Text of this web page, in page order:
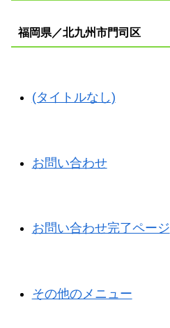
福岡県／北九州市門司区
(タイトルなし)
お問い合わせ
お問い合わせ完了ページ
その他のメニュー